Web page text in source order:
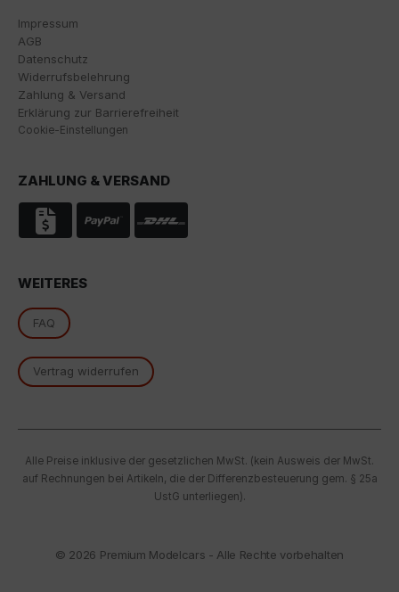
Impressum
AGB
Datenschutz
Widerrufsbelehrung
Zahlung & Versand
Erklärung zur Barrierefreiheit
Cookie-Einstellungen
ZAHLUNG & VERSAND
WEITERES
FAQ
Vertrag widerrufen
Alle Preise inklusive der gesetzlichen MwSt. (kein Ausweis der MwSt.
auf Rechnungen bei Artikeln, die der Differenzbesteuerung gem. § 25a
UstG unterliegen).
© 2026 Premium Modelcars - Alle Rechte vorbehalten
Analyse und statistische Auswertung der Website zu
verbessern. Dabei wird das Nutzerverhalten an
Google LLC übermittelt und die besuchten Seiten, die
Verweildauer auf der Seite und die Interaktion
verarbeitet, die von Google zu eigenen Zwecken, zur
Profilbildung und zur Verknüpfung mit anderen
Indem Sie das mit den Google-Diensten verbundene
S. 1 lit. a DSGVO ein, dass Ihre Daten in den USA durch
Google verarbeitet werden. Die USA werden vom
Datenschutzniveau eingestuft.
Es besteht insbesondere das Risiko, dass Ihre Daten
von US-Behörden zu Kontroll- und
Überwachungszwecken, möglicherweise ohne
Rechtsmittel, verarbeitet werden. Wenn Sie auf "Nur